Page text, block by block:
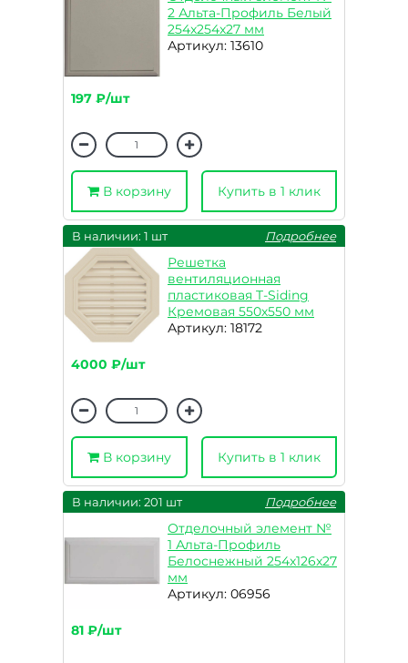
2 Альта-Профиль Белый
254x254x27 мм
Артикул: 13610
197 ₽/шт
В корзину Купить в 1 клик
В наличии: 1 шт Подробнее
Решетка
вентиляционная
пластиковая T-Siding
Кремовая 550х550 мм
Артикул: 18172
4000 ₽/шт
В корзину Купить в 1 клик
В наличии: 201 шт Подробнее
Отделочный элемент №
1 Альта-Профиль
Белоснежный 254x126x27
мм
Артикул: 06956
81 ₽/шт